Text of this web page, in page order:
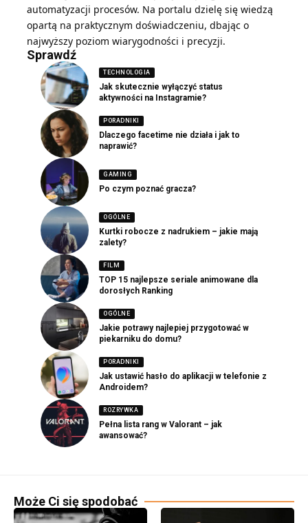
automatyzacji procesów. Na portalu dzielę się wiedzą
opartą na praktycznym doświadczeniu, dbając o
najwyższy poziom wiarygodności i precyzji.
Sprawdź
TECHNOLOGIA
Jak skutecznie wyłączyć status
aktywności na Instagramie?
PORADNIKI
Dlaczego facetime nie działa i jak to
naprawić?
GAMING
Po czym poznać gracza?
OGÓLNE
Kurtki robocze z nadrukiem – jakie mają
zalety?
FILM
TOP 15 najlepsze seriale animowane dla
dorosłych Ranking
OGÓLNE
Jakie potrawy najlepiej przygotować w
piekarniku do domu?
PORADNIKI
Jak ustawić hasło do aplikacji w telefonie z
Androidem?
ROZRYWKA
Pełna lista rang w Valorant – jak
awansować?
Może Ci się spodobać